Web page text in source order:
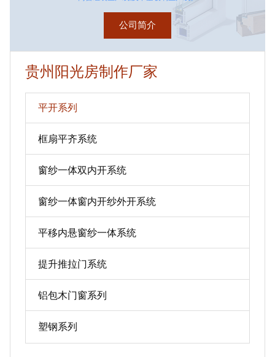
公司简介
贵州阳光房制作厂家
平开系列
框扇平齐系统
窗纱一体双内开系统
窗纱一体窗内开纱外开系统
平移内悬窗纱一体系统
提升推拉门系统
铝包木门窗系列
塑钢系列